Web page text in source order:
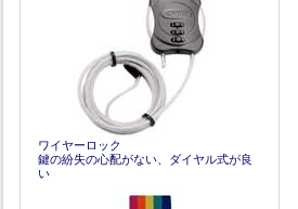
ワイヤーロック
鍵の紛失の心配がない、ダイヤル式が良
い